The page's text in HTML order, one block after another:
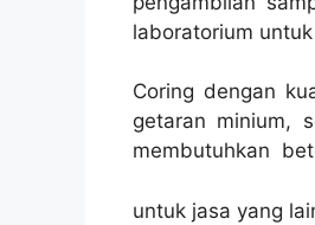
laboratorium
Coring dengan
getaran minium,
membutuhkan
untuk jasa yang